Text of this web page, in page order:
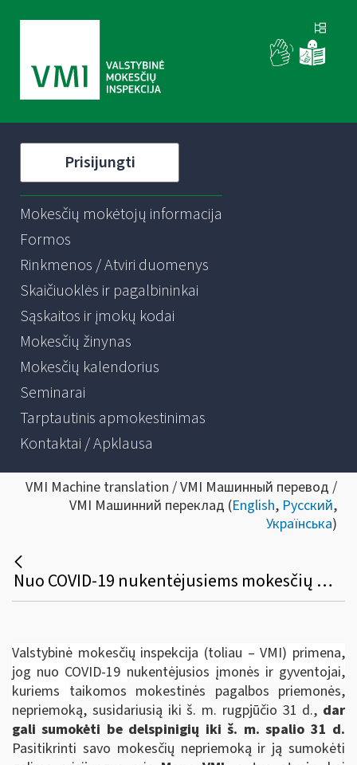
Prisijungti
Mokesčių mokėtojų informacija
Formos
Rinkmenos / Atviri duomenys
Skaičiuoklės ir pagalbininkai
Sąskaitos ir įmokų kodai
Mokesčių žinynas
Mokesčių kalendorius
Seminarai
Tarptautinis apmokestinimas
Kontaktai / Apklausa
VMI Machine translation / VMI Машинный перевод /
VMI Машинний переклад (English, Русский,
Українська)
Nuo COVID-19 nukentėjusiems mokesčių mokėtojams ši savaitė paskutinė nepriemokai be delspinigių sumokėti
Valstybinė mokesčių inspekcija (toliau – VMI) primena,
jog nuo COVID-19 nukentėjusios įmonės ir gyventojai,
kuriems taikomos mokestinės pagalbos priemonės,
nepriemoką, susidariusią iki š. m. rugpjūčio 31 d., dar
gali sumokėti be delspinigių iki š. m. spalio 31 d.
Pasitikrinti savo mokesčių nepriemoką ir ją sumokėti